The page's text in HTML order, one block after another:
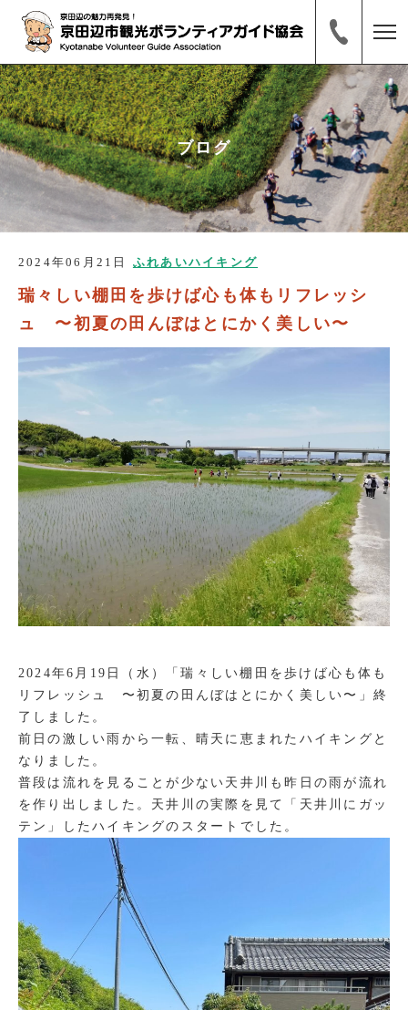
ブログ
2024年06月21日 ふれあいハイキング
瑞々しい棚田を歩けば心も体もリフレッシ
ュ 〜初夏の田んぼはとにかく美しい〜
2024年6月19日（水）「瑞々しい棚田を歩けば心も体も
リフレッシュ 〜初夏の田んぼはとにかく美しい〜」終
了しました。
前日の激しい雨から一転、晴天に恵まれたハイキングと
なりました。
普段は流れを見ることが少ない天井川も昨日の雨が流れ
を作り出しました。天井川の実際を見て「天井川にガッ
テン」したハイキングのスタートでした。